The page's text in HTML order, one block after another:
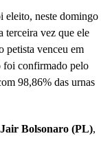
eleito, neste domingo
terceira vez que ele
petista venceu em
foi confirmado pelo
98,86% das urnas
Jair Bolsonaro (PL),